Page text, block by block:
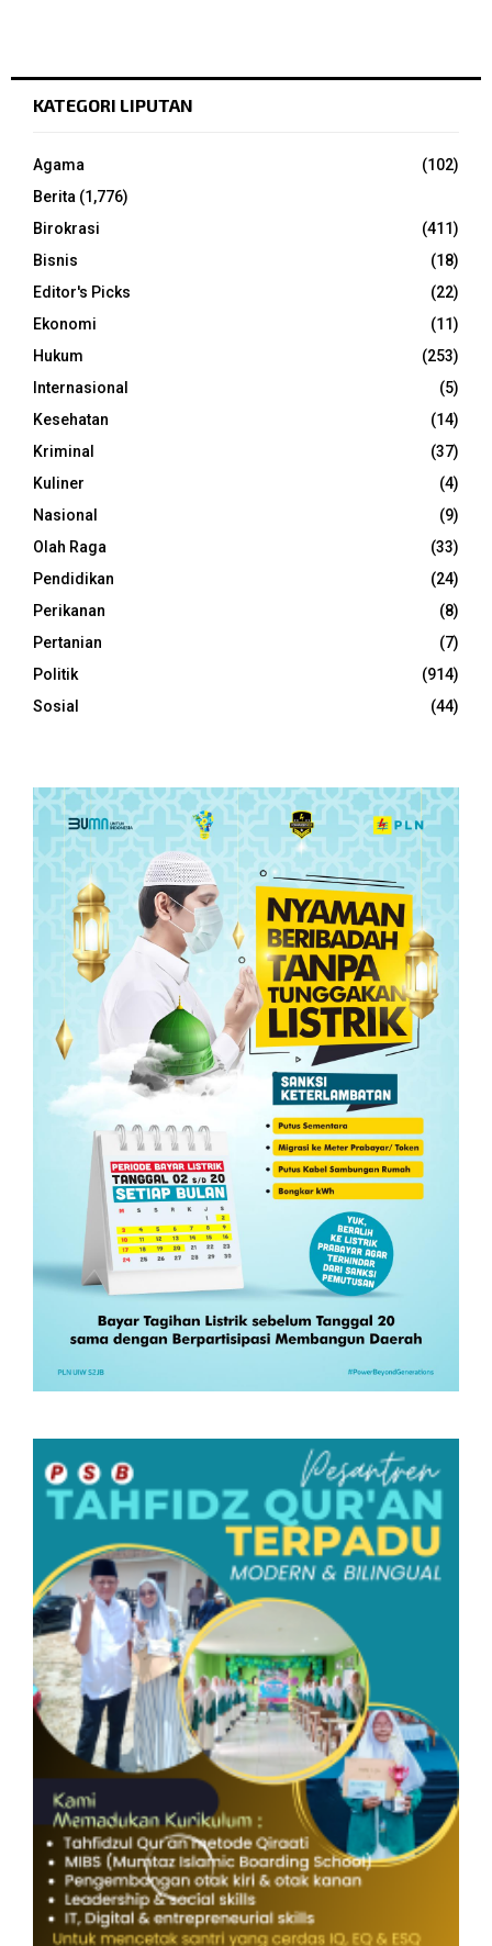
KATEGORI LIPUTAN
Agama
(102)
Berita (1,776)
Birokrasi
(411)
Bisnis
(18)
Editor's Picks
(22)
Ekonomi
(11)
Hukum
(253)
Internasional
(5)
Kesehatan
(14)
Kriminal
(37)
Kuliner
(4)
Nasional
(9)
Olah Raga
(33)
Pendidikan
(24)
Perikanan
(8)
Pertanian
(7)
Politik
(914)
Sosial
(44)